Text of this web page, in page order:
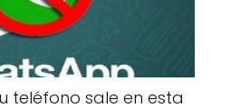
teléfono sale en esta